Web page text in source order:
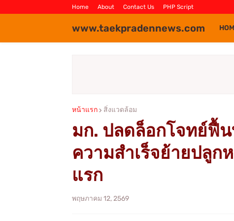
Home About Contact Us PHP Script
www.taekpradennews.com
หน้าแรก สิ่งแวดล้อม
มก. ปลดล็อกโจทย์ฟื้น
ความสำเร็จย้ายปลูก
แรก
พฤษภาคม 12, 2569